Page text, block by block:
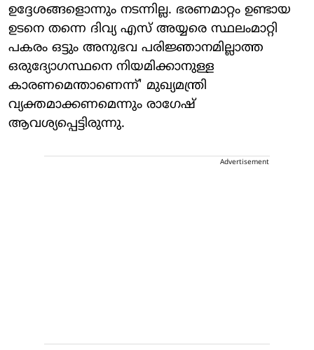
ഉദ്ദേശങ്ങളൊന്നും നടന്നില്ല. ഭരണമാറ്റം ഉണ്ടായ
ഉടനെ തന്നെ ദിവ്യ എസ് അയ്യരെ സ്ഥലംമാറ്റി
പകരം ഒട്ടും അനുഭവ പരിജ്ഞാനമില്ലാത്ത
ഒരുദ്യോഗസ്ഥനെ നിയമിക്കാനുള്ള
കാരണമെന്താണെന്ന്' മുഖ്യമന്ത്രി
വ്യക്തമാക്കണമെന്നും രാഗേഷ്
ആവശ്യപ്പെട്ടിരുന്നു.
Advertisement